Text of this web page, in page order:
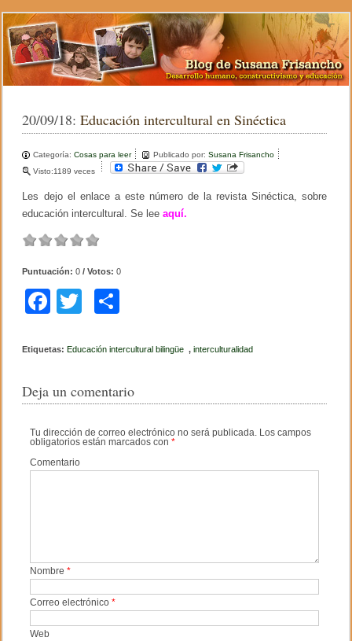
20/09/18:Educación intercultural en Sinéctica
Categoría:Cosas para leer Publicado por:Susana Frisancho
Visto:1189 veces
Les dejo el enlace a este número de la revista Sinéctica, sobre
educación intercultural. Se leeaquí.
Puntuación:0 / Votos:0
F
c
b
o
o
k
tt
m
ar
tir
Etiquetas: Educación intercultural bilingüe ,interculturalidad
Deja un comentario
Tu dirección de correo electrónico no será publicada. Los campos
obligatorios están marcados con*
Comentario
Nombre*
Correo electrónico*
Web